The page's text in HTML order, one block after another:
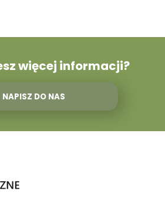
więcej informacji?
NAPISZ DO NAS